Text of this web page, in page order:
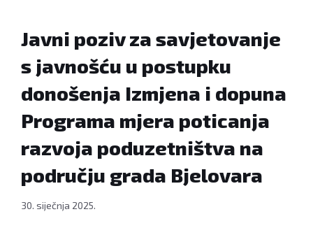
Javni poziv za savjetovanje
s javnošću u postupku
donošenja Izmjena i dopuna
Programa mjera poticanja
razvoja poduzetništva na
području grada Bjelovara
30. siječnja 2025.